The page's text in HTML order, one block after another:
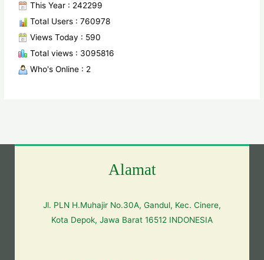
This Year : 242299
Total Users : 760978
Views Today : 590
Total views : 3095816
Who's Online : 2
Alamat
Jl. PLN H.Muhajir No.30A, Gandul, Kec. Cinere,
Kota Depok, Jawa Barat 16512 INDONESIA